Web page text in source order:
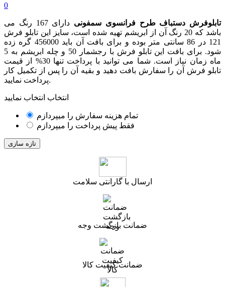
0
تابلوفرش دستباف طرح فرانسوی سمفونی
دارای 167 رنگ می
باشد که 20 رنگ آن از ابریشم تهیه شده است، سایز این تابلو فرش
121 در 86 سانتی متر بوده و برای بافت آن باید 456000 گره زده
شود. برای بافت این تابلو فرش با رجشمار 50 و چله ابریشم به 5
ماه زمان نیاز است. شما می توانید با پرداخت تنها 30% از قیمت
تابلو فرش آن را سفارش بافت دهید و بقیه آن را پس از تکمیل کار
پرداخت نمایید.
انتخاب انتخاب نمایید
تمام هزینه سفارش را میپردازم
فقط پیش پرداخت را میپردازم
ارسال با گارانتی سلامت
ضمانت بازگشت وجه
ضمانت کیفیت کالا